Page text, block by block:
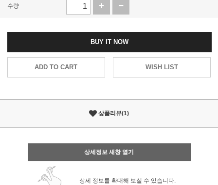
수량
BUY IT NOW
ADD TO CART WISH LIST
상품리뷰(1)
상세정보 새창 열기
상세 정보를 확대해 보실 수 있습니다.